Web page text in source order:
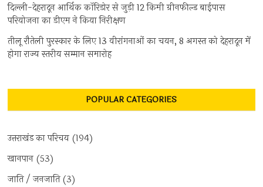
दिल्ली-देहरादून आर्थिक कॉरिडोर से जुड़ी 12 किमी ग्रीनफील्ड बाईपास
परियोजना का डीएम ने किया निरीक्षण
तीलू रौतेली पुरस्कार के लिए 13 वीरांगनाओं का चयन, 8 अगस्त को देहरादून में
होगा राज्य स्तरीय सम्मान समारोह
POPULAR CATEGORIES
उत्तराखंड का परिचय (194)
खानपान (53)
जाति / जनजाति(3)